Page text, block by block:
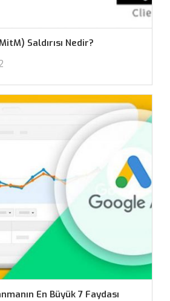
Saldırısı Nedir?
En Büyük 7 Faydası